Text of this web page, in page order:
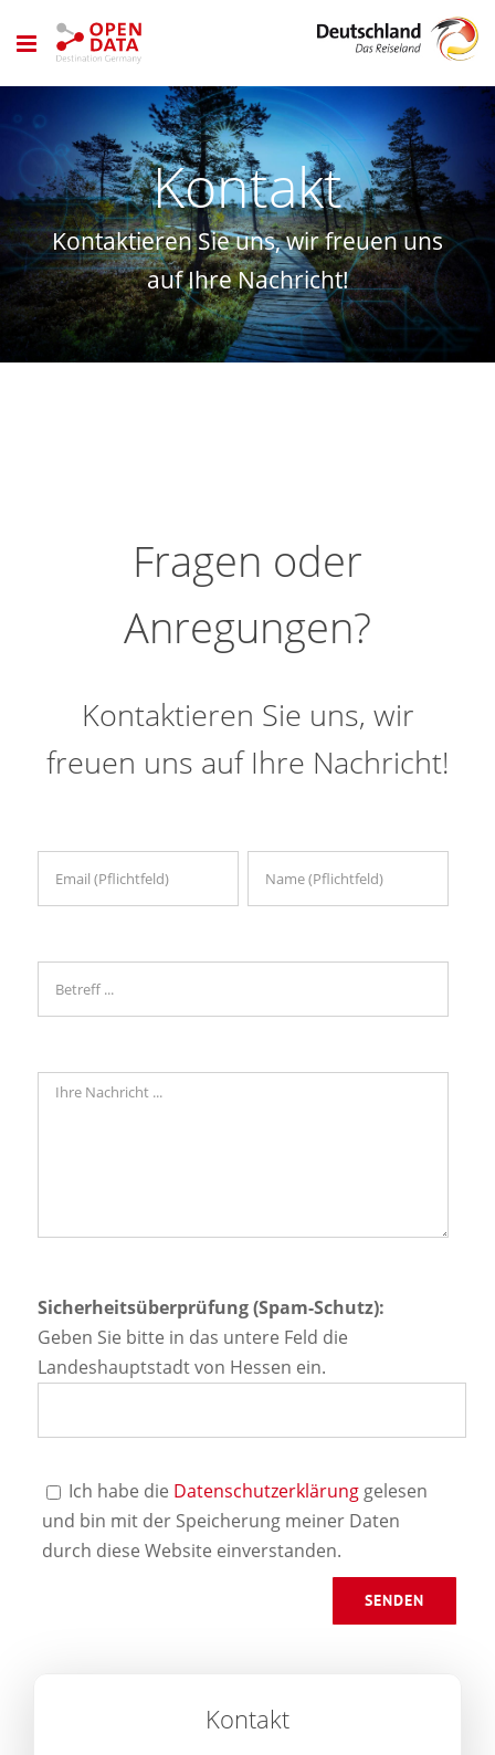
Inhalt
Kontakt
Kontaktieren Sie uns, wir freuen uns
auf Ihre Nachricht!
Fragen oder
Anregungen?
Kontaktieren Sie uns, wir
freuen uns auf Ihre Nachricht!
Sicherheitsüberprüfung (Spam-Schutz):
Geben Sie bitte in das untere Feld die
Landeshauptstadt von Hessen ein.
Ich habe die Datenschutzerklärung gelesen
und bin mit der Speicherung meiner Daten
durch diese Website einverstanden.
Kontakt